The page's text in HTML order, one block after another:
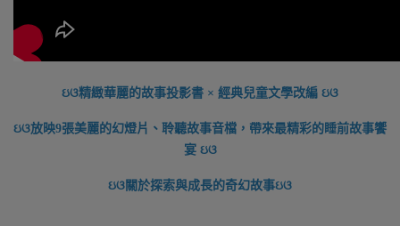
ઇଓ精緻華麗的故事投影書 × 經典兒童文學改編 ઇଓ
ઇଓ放映9張美麗的幻燈片、聆聽故事音檔，帶來最精彩的睡前故事饗
宴 ઇଓ
ઇଓ關於探索與成長的奇幻故事ઇଓ